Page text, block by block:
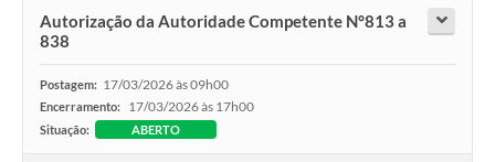
Autorização da Autoridade Competente N°813 a
838
Postagem: 17/03/2026 às 09h00
Encerramento: 17/03/2026 às 17h00
Situação: ABERTO